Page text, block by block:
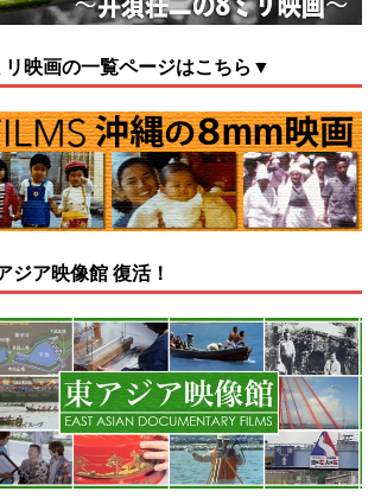
リ映画の一覧ページはこちら▼
ジア映像館 復活！